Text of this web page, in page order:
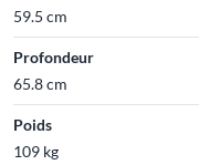
59.5 cm
Profondeur
65.8 cm
Poids
109 kg